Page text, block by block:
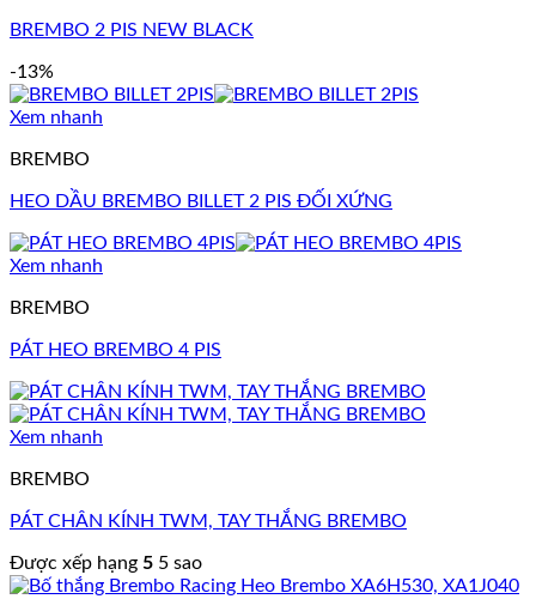
BREMBO 2 PIS NEW BLACK
-13%
Xem nhanh
BREMBO
HEO DẦU BREMBO BILLET 2 PIS ĐỐI XỨNG
Xem nhanh
BREMBO
PÁT HEO BREMBO 4 PIS
Xem nhanh
BREMBO
PÁT CHÂN KÍNH TWM, TAY THẮNG BREMBO
Được xếp hạng 5 5 sao